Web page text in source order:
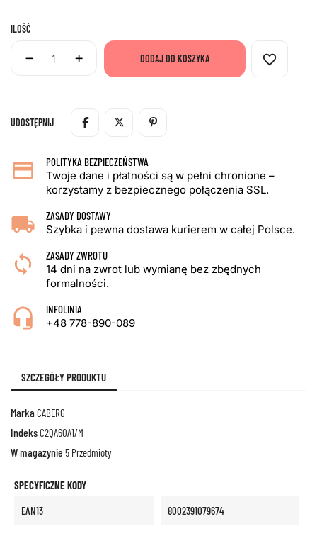
ILOŚĆ
DODAJ DO KOSZYKA favorite_border
UDOSTĘPNIJ
POLITYKA BEZPIECZEŃSTWA
Twoje dane i płatności są w pełni chronione –
korzystamy z bezpiecznego połączenia SSL.
ZASADY DOSTAWY
Szybka i pewna dostawa kurierem w całej Polsce.
ZASADY ZWROTU
14 dni na zwrot lub wymianę bez zbędnych
formalności.
INFOLINIA
+48 778-890-089
SZCZEGÓŁY PRODUKTU
MarkaCABERG
IndeksC2QA60A1/M
W magazynie 5 Przedmioty
SPECYFICZNE KODY
EAN13
8002391079674